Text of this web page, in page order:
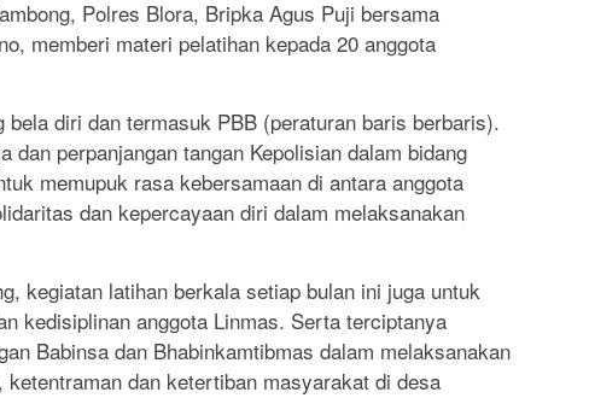
Polres Blora, Bripka Agus Puji bersama
memberi materi pelatihan kepada 20 anggota
bela diri dan termasuk PBB (peraturan baris berbaris).
dan perpanjangan tangan Kepolisian dalam bidang
memupuk rasa kebersamaan di antara anggota
dan kepercayaan diri dalam melaksanakan
kegiatan latihan berkala setiap bulan ini juga untuk
kedisiplinan anggota Linmas. Serta terciptanya
Babinsa dan Bhabinkamtibmas dalam melaksanakan
dan ketertiban masyarakat di desa